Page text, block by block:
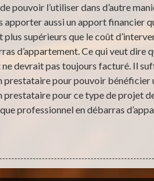
pouvoir l’utiliser dans d’autre
aussi un apport financier
supérieurs que le coût
d’appartement. Ce qui veut dire
ne devrait pas toujours facturé. Il
prestataire pour pouvoir bénéficier
prestataire pour ce type de projet
professionnel en débarras